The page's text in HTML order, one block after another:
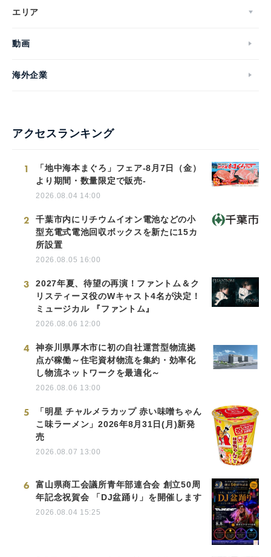
エリア
動画
海外企業
アクセスランキング
1
「地中海本まぐろ」フェア-8月7日（金）
より期間・数量限定で販売-
2026.08.04 14:00
2
千葉市内にリチウムイオン電池などの小
型充電式電池回収ボックスを新たに15カ
所設置
2026.08.05 16:00
3
2027年夏、待望の再演！ファントム＆ク
リスティーヌ役のWキャスト4名が決定！
ミュージカル 『ファントム』
2026.08.06 12:00
4
神奈川県厚木市に初の自社運営型物流拠
点が稼働～住宅資材物流を集約・効率化
し物流ネットワークを最適化～
2026.08.06 13:00
5
「明星 チャルメラカップ 赤い味噌ちゃん
こ味ラーメン」2026年8月31日(月)新発
売
2026.08.07 13:00
6
富山県商工会議所青年部連合会 創立50周
年記念祝賀会 「DJ盆踊り」を開催します
2026.08.04 15:25